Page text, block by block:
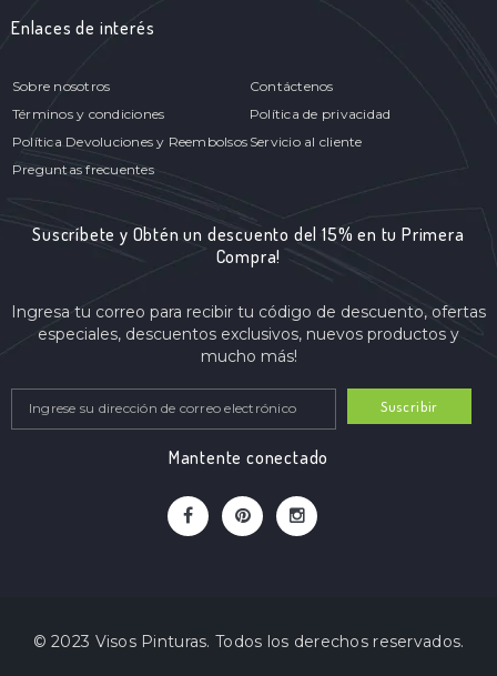
Enlaces de interés
Sobre nosotros
Contáctenos
Términos y condiciones
Política de privacidad
Política Devoluciones y Reembolsos Servicio al cliente
Preguntas frecuentes
Suscríbete y Obtén un descuento del 15% en tu Primera
Compra!
Ingresa tu correo para recibir tu código de descuento, ofertas
especiales, descuentos exclusivos, nuevos productos y
mucho más!
Suscribir
Mantente conectado
© 2023 Visos Pinturas. Todos los derechos reservados.